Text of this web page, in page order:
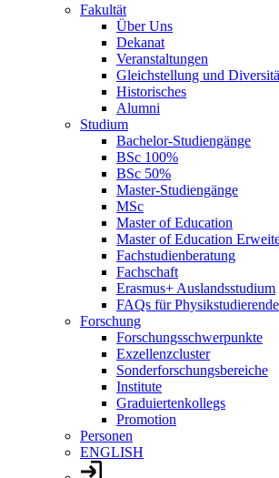
Fakultät
Über Uns
Dekanat
Veranstaltungen
Gleichstellung und
Historisches
Alumni
Studium
Bachelor-Studiengänge
BSc 100%
BSc 50%
Master-Studiengänge
MSc
Master of Education
Master of Education
Fachstudienberatung
Fachschaft
Erasmus+ Auslandsstudium
FAQs für Physikstudierende
Forschung
Forschungsschwerpunkte
Exzellenzcluster
Sonderforschungsbereiche
Institute
Graduiertenkollegs
Promotion
Personen
ENGLISH